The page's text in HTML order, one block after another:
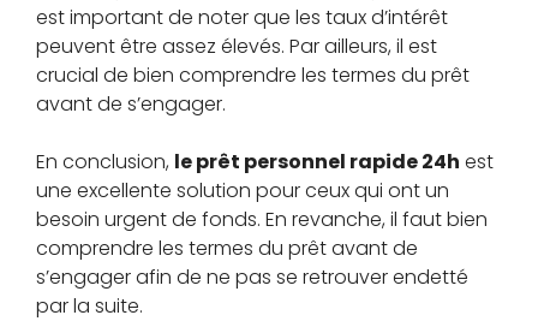
est important de noter que les taux d’intérêt
peuvent être assez élevés. Par ailleurs, il est
crucial de bien comprendre les termes du prêt
avant de s’engager.
En conclusion, le prêt personnel rapide 24h est
une excellente solution pour ceux qui ont un
besoin urgent de fonds. En revanche, il faut bien
comprendre les termes du prêt avant de
s’engager afin de ne pas se retrouver endetté
par la suite.